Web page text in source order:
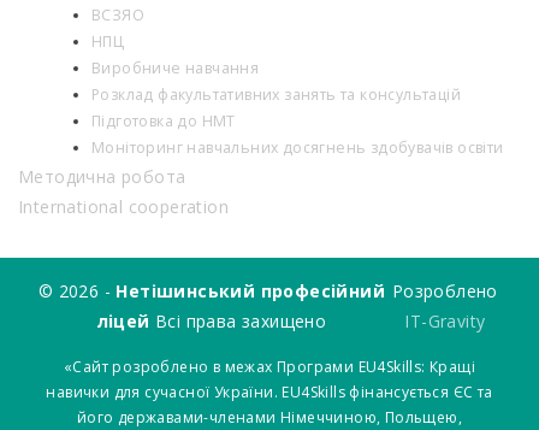
ВСЗЯО
НПЦ
Виробниче навчання
Розклад факультативних занять та консультацій
Підготовка до НМТ
Моніторинг навчальних досягнень здобувачів освіти
Методична робота
International cooperation
© 2026 - Нетішинський професійний
ліцей Всі права захищено
Розроблено
IT-Gravity
«Сайт розроблено в межах Програми EU4Skills: Кращі
навички для сучасної України. EU4Skills фінансується ЄС та
його державами-членами Німеччиною, Польщею,